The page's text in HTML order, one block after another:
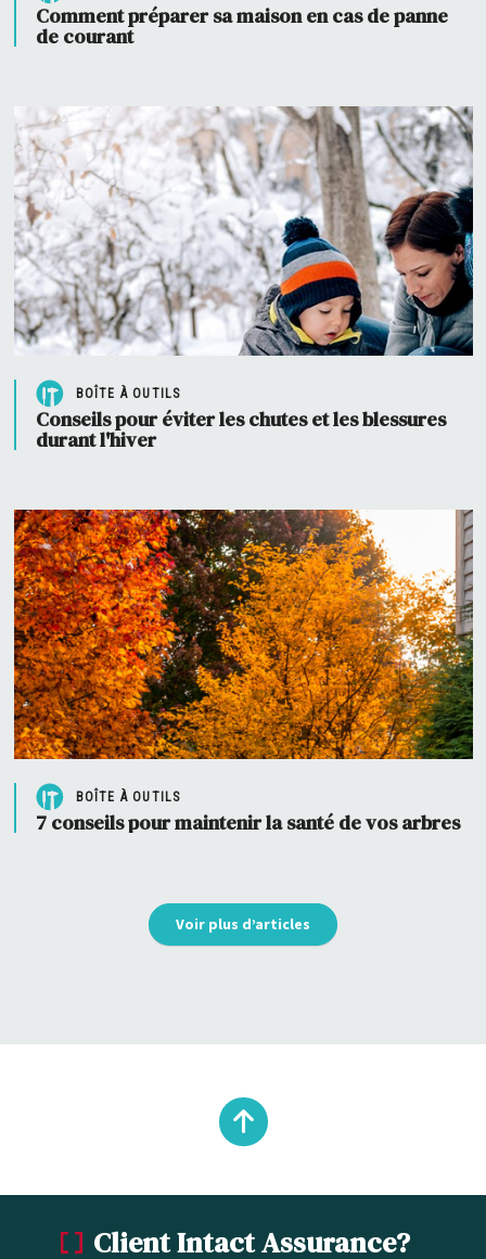
Comment préparer sa maison en cas de panne
de courant
BOÎTE À OUTILS
Conseils pour éviter les chutes et les blessures
durant l'hiver
BOÎTE À OUTILS
7 conseils pour maintenir la santé de vos arbres
Voir plus d’articles
Remonter
en
haut
Client Intact Assurance?